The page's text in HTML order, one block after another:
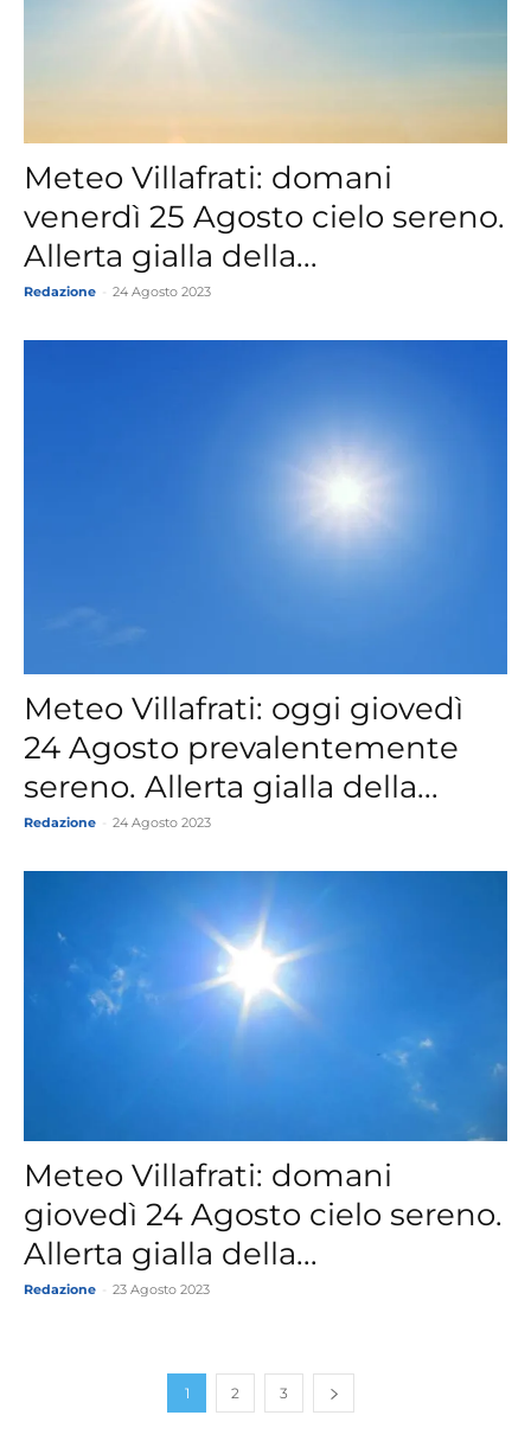
Meteo Villafrati: domani
venerdì 25 Agosto cielo sereno.
Allerta gialla della...
Redazione 24 Agosto 2023
Meteo Villafrati: oggi giovedì
24 Agosto prevalentemente
sereno. Allerta gialla della...
Redazione 24 Agosto 2023
Meteo Villafrati: domani
giovedì 24 Agosto cielo sereno.
Allerta gialla della...
Redazione 23 Agosto 2023
1 2 3